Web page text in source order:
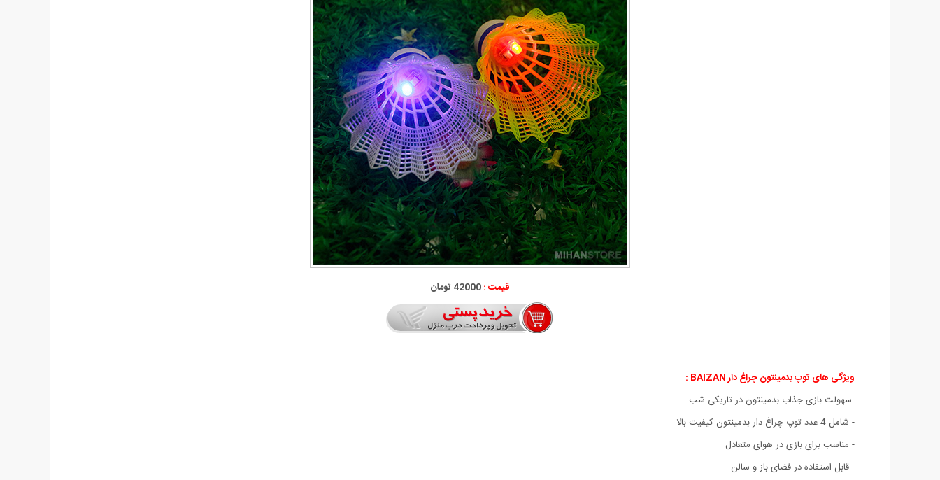
قیمت :42000 تومان
ویژگی های توپ بدمینتون چراغ دار BAIZAN :
-سهولت بازی جذاب بدمینتون در تاریکی شب
- شامل 4 عدد توپ چراغ دار بدمینتون کیفیت بالا
- مناسب برای بازی در هوای متعادل
- قابل استفاده در فضای باز و سالن